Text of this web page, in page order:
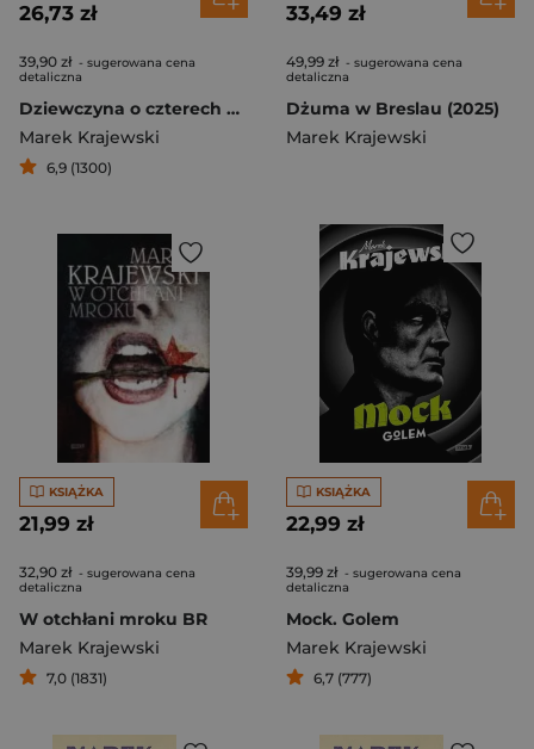
26,73 zł
39,90 zł - sugerowana cena
detaliczna
Dziewczyna o czterech palcach
Marek Krajewski
6,9 (1300)
33,49 zł
49,99 zł - sugerowana cena
detaliczna
Dżuma w Breslau (2025)
Marek Krajewski
KSIĄŻKA
21,99 zł
32,90 zł - sugerowana cena
detaliczna
W otchłani mroku BR
Marek Krajewski
7,0 (1831)
KSIĄŻKA
22,99 zł
39,99 zł - sugerowana cena
detaliczna
Mock. Golem
Marek Krajewski
6,7 (777)